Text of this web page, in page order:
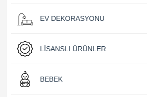
EV DEKORASYONU
LISANSLI ÜRÜNLER
BEBEK